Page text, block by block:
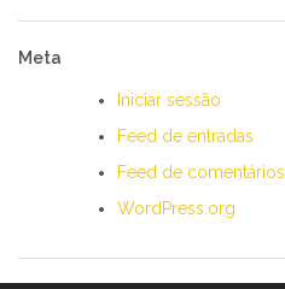
Meta
Iniciar sessão
Feed de entradas
Feed de comentários
WordPress.org